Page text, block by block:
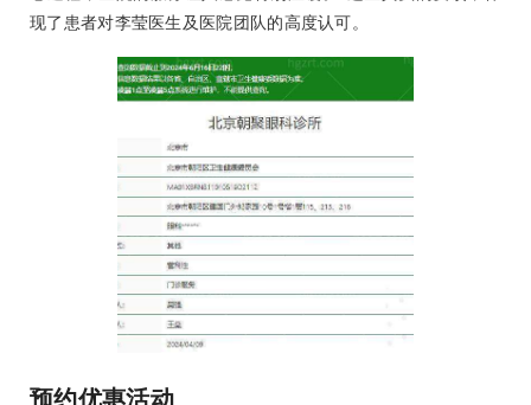
现了患者对李莹医生及医院团队的高度认可。
预约优惠活动